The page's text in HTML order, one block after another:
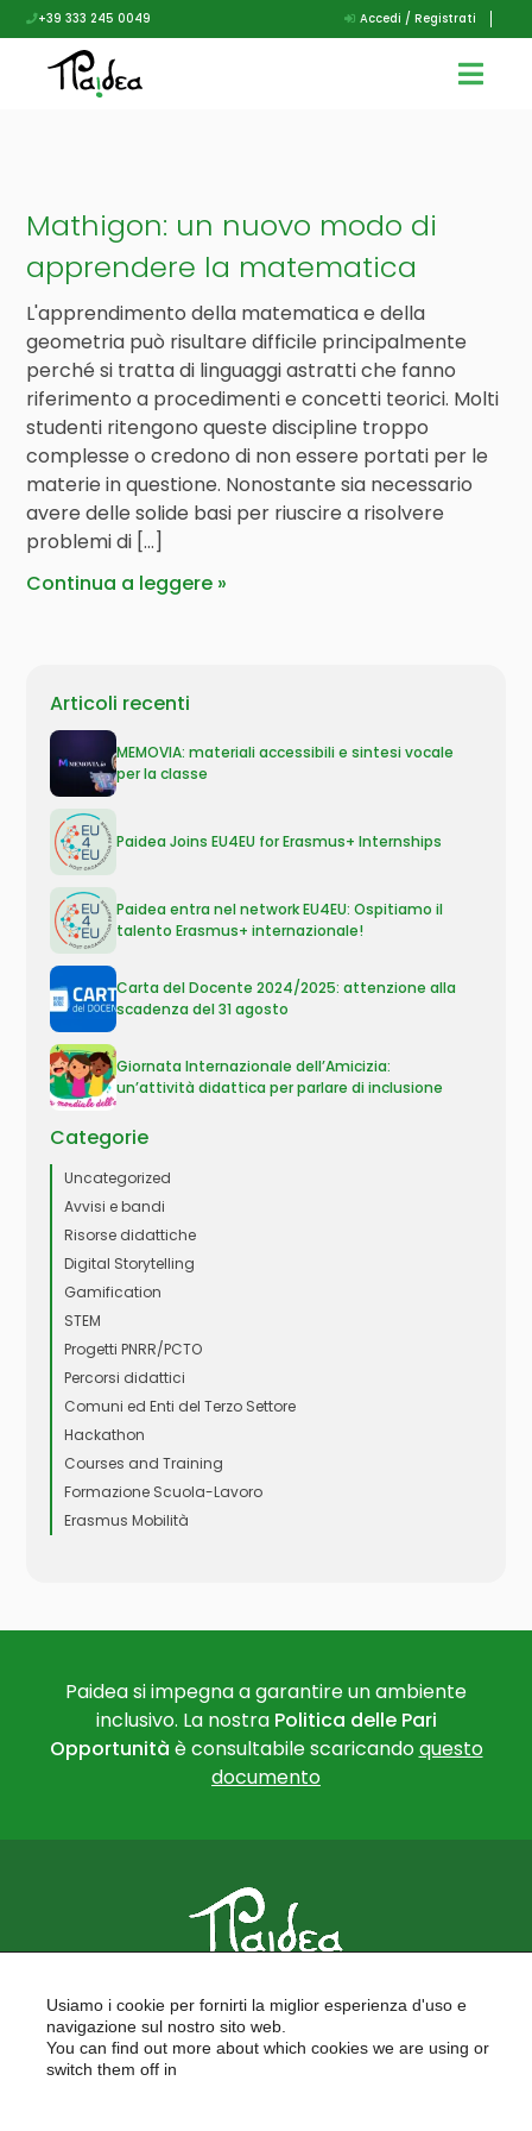
+39 333 245 0049 Accedi / Registrati
Mathigon: un nuovo modo di
apprendere la matematica
L'apprendimento della matematica e della
geometria può risultare difficile principalmente
perché si tratta di linguaggi astratti che fanno
riferimento a procedimenti e concetti teorici. Molti
studenti ritengono queste discipline troppo
complesse o credono di non essere portati per le
materie in questione. Nonostante sia necessario
avere delle solide basi per riuscire a risolvere
problemi di […]
Continua a leggere
Articoli recenti
MEMOVIA: materiali accessibili e sintesi vocale
per la classe
Paidea Joins EU4EU for Erasmus+ Internships
Paidea entra nel network EU4EU: Ospitiamo il
talento Erasmus+ internazionale!
Carta del Docente 2024/2025: attenzione alla
scadenza del 31 agosto
Giornata Internazionale dell’Amicizia:
un’attività didattica per parlare di inclusione
Categorie
Uncategorized
Avvisi e bandi
Risorse didattiche
Digital Storytelling
Gamification
STEM
Progetti PNRR/PCTO
Percorsi didattici
Comuni ed Enti del Terzo Settore
Hackathon
Courses and Training
Formazione Scuola-Lavoro
Erasmus Mobilità
Paidea si impegna a garantire un ambiente
inclusivo. La nostra Politica delle Pari
Opportunità è consultabile scaricandoquesto
documento
FORMAZIONE PER LE SCUOLE
FORMAZIONE PROFESSIONALE
PROGETTI EUROPEI
Usiamo i cookie per fornirti la miglior esperienza d'uso e
navigazione sul nostro sito web.
You can find out more about which cookies we are using or
switch them off in